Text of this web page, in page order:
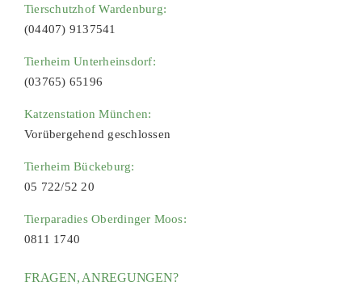
Tierschutzhof Wardenburg:
(04407) 9137541
Tierheim Unterheinsdorf:
(03765) 65196
Katzenstation München:
Vorübergehend geschlossen
Tierheim Bückeburg:
05 722/52 20
Tierparadies Oberdinger Moos:
0811 1740
FRAGEN, ANREGUNGEN?